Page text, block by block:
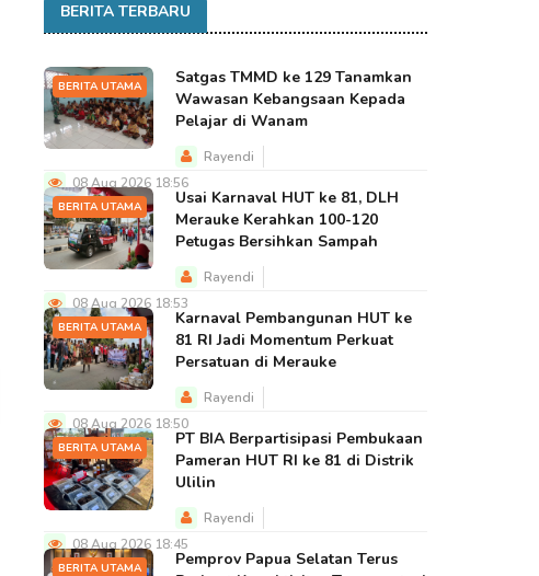
BERITA TERBARU
BERITA UTAMA
Satgas TMMD ke 129 Tanamkan
Wawasan Kebangsaan Kepada
Pelajar di Wanam
Rayendi
08 Aug 2026 18:56
BERITA UTAMA
Usai Karnaval HUT ke 81, DLH
Merauke Kerahkan 100-120
Petugas Bersihkan Sampah
Rayendi
08 Aug 2026 18:53
BERITA UTAMA
Karnaval Pembangunan HUT ke
81 RI Jadi Momentum Perkuat
Persatuan di Merauke
Rayendi
08 Aug 2026 18:50
BERITA UTAMA
PT BIA Berpartisipasi Pembukaan
Pameran HUT RI ke 81 di Distrik
Ulilin
Rayendi
08 Aug 2026 18:45
BERITA UTAMA
Pemprov Papua Selatan Terus